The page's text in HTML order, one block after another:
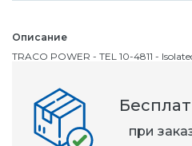
Описание
TRACO POWER - TEL 10-4811 -
Номенклатурный номер
OC3260050
при